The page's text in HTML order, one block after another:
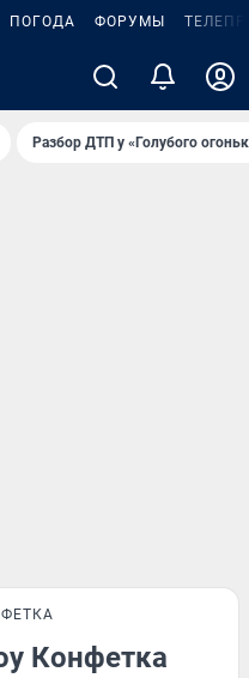
ПОГОДА ФОРУМЫ
Разбор ДТП у «Голубого
Конфетка